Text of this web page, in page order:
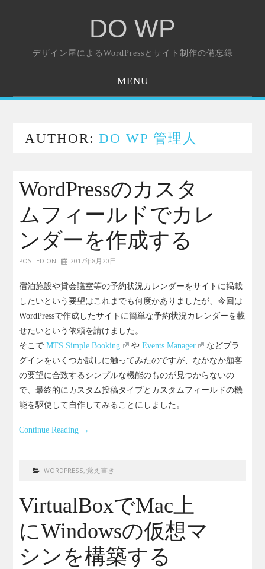
DO WP
デザイン屋によるWordPressとサイト制作の備忘録
MENU
AUTHOR:DO WP 管理人
WordPressのカスタ
ムフィールドでカレ
ンダーを作成する
POSTED ON 2017年8月20日
宿泊施設や貸会議室等の予約状況カレンダーをサイトに掲載
したいという要望はこれまでも何度かありましたが、今回は
WordPressで作成したサイトに簡単な予約状況カレンダーを載
せたいという依頼を請けました。
そこでMTS Simple Booking や Events Manager
などプラ
グインをいくつか試しに触ってみたのですが、なかなか顧客
の要望に合致するシンプルな機能のものが見つからないの
で、最終的にカスタム投稿タイプとカスタムフィールドの機
能を駆使して自作してみることにしました。
Continue Reading →
WORDPRESS ,覚え書き
VirtualBoxでMac上
にWindowsの仮想マ
シンを構築する